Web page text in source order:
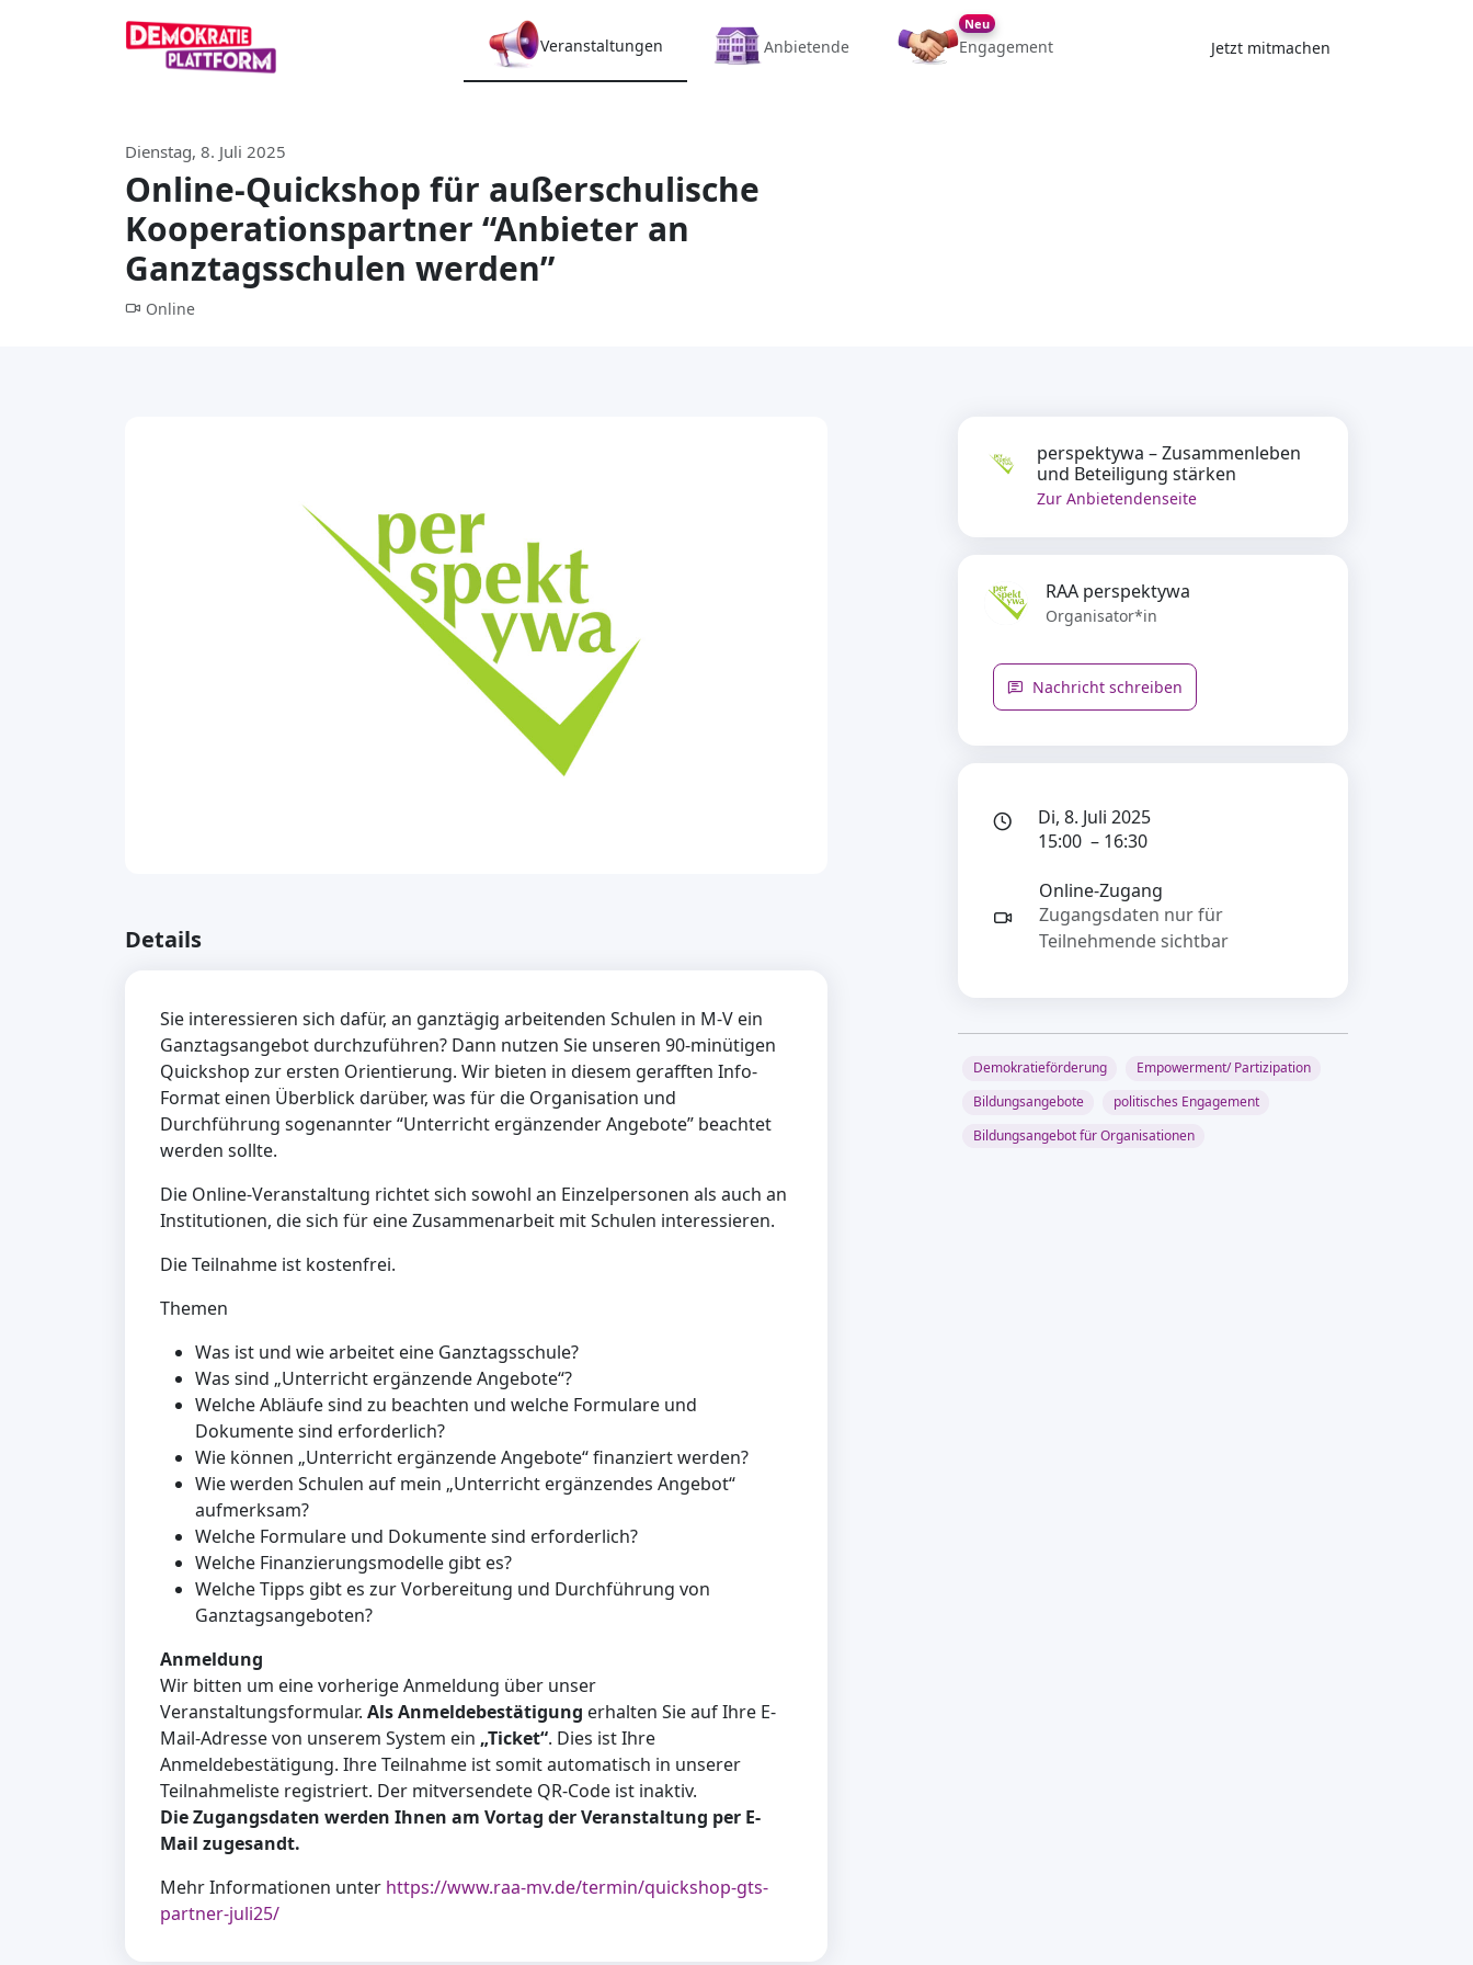
Veranstaltungen Anbietende Engagement
Neu
Jetzt mitmachen
Dienstag, 8. Juli 2025
Online-Quickshop für außerschulische
Kooperationspartner “Anbieter an
Ganztagsschulen werden”
Online
Details
Sie interessieren sich dafür, an ganztägig arbeitenden Schulen in M-V ein
Ganztagsangebot durchzuführen? Dann nutzen Sie unseren 90-minütigen
Quickshop zur ersten Orientierung. Wir bieten in diesem gerafften Info-
Format einen Überblick darüber, was für die Organisation und
Durchführung sogenannter “Unterricht ergänzender Angebote” beachtet
werden sollte.
Die Online-Veranstaltung richtet sich sowohl an Einzelpersonen als auch an
Institutionen, die sich für eine Zusammenarbeit mit Schulen interessieren.
Die Teilnahme ist kostenfrei.
Themen
Was ist und wie arbeitet eine Ganztagsschule?
Was sind „Unterricht ergänzende Angebote“?
Welche Abläufe sind zu beachten und welche Formulare und
Dokumente sind erforderlich?
Wie können „Unterricht ergänzende Angebote“ finanziert werden?
Wie werden Schulen auf mein „Unterricht ergänzendes Angebot“
aufmerksam?
Welche Formulare und Dokumente sind erforderlich?
Welche Finanzierungsmodelle gibt es?
Welche Tipps gibt es zur Vorbereitung und Durchführung von
Ganztagsangeboten?
Anmeldung
Wir bitten um eine vorherige Anmeldung über unser
Veranstaltungsformular. Als Anmeldebestätigung erhalten Sie auf Ihre E-
Mail-Adresse von unserem System ein „Ticket“. Dies ist Ihre
Anmeldebestätigung. Ihre Teilnahme ist somit automatisch in unserer
Teilnahmeliste registriert. Der mitversendete QR-Code ist inaktiv.
Die Zugangsdaten werden Ihnen am Vortag der Veranstaltung per E-
Mail zugesandt.
Mehr Informationen unter https://www.raa-mv.de/termin/quickshop-gts-
partner-juli25/
perspektywa – Zusammenleben
und Beteiligung stärken
Zur Anbietendenseite
RAA perspektywa
Organisator*in
Nachricht schreiben
Di, 8. Juli 2025
15:00 – 16:30
Online-Zugang
Zugangsdaten nur für
Teilnehmende sichtbar
Demokratieförderung
Empowerment/ Partizipation
Bildungsangebote
politisches Engagement
Bildungsangebot für Organisationen